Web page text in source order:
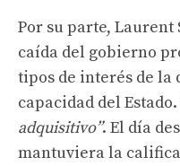
Por su parte,
caída del gobierno
tipos de interés de la
capacidad del Estado.
adquisitivo”. El día
mantuviera la